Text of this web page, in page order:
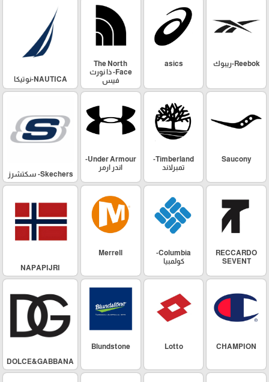
Reebok-ريبوك asics
The North
Face- ذا نورث
فيس
NAUTICA-نوتيكا
Saucony
Timberland-
تمبرلاند
Under Armour-
اندر ارمر
Skechers- سكتشرز
RECCARDO
SEVENT
Columbia-
كولمبيا
Merrell
NAPAPIJRI
CHAMPION
Lotto
Blundstone
DOLCE&GABBANA